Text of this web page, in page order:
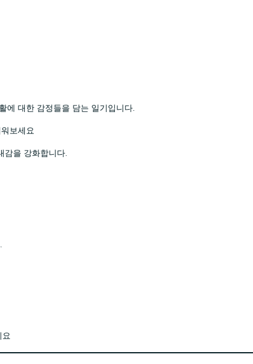
에 대한 감정들을 담는 일기입니다.
보세요
감을 강화합니다.